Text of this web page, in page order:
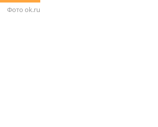
Фото ok.ru